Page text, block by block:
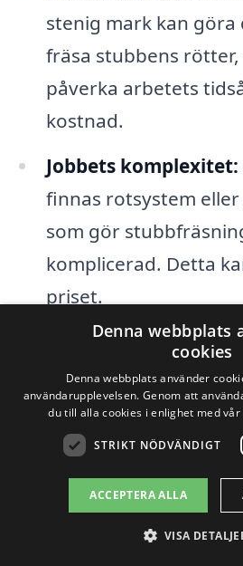
stenig mark kan
fräsa stubbens
påverka arbetets
kostnad.
Jobbets komplexitet:
finnas rotsystem
som gör
komplicerad. Detta
priset.
Tidsram:Om du
stubbfräsningen
specifik tidsram kan
ut ett högre pris för
projekt.
När du överväger
Denna webbplats
cookies
Denna webbplats använder
användarupplevelsen. Genom att
du till alla cookies i enlighet med
STRIKT NÖDVÄNDIGT
ACCEPTERA ALLA
VISA